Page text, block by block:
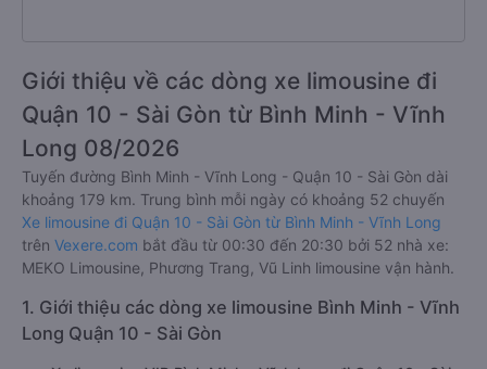
Giới thiệu về các dòng xe limousine đi
Quận 10 - Sài Gòn từ Bình Minh - Vĩnh
Long 08/2026
Tuyến đường Bình Minh - Vĩnh Long - Quận 10 - Sài Gòn dài
khoảng 179 km. Trung bình mỗi ngày có khoảng 52 chuyến
Xe limousine đi Quận 10 - Sài Gòn từ Bình Minh - Vĩnh Long
trên Vexere.com bắt đầu từ 00:30 đến 20:30 bởi 52 nhà xe:
MEKO Limousine, Phương Trang, Vũ Linh limousine vận hành.
1. Giới thiệu các dòng xe limousine Bình Minh - Vĩnh
Long Quận 10 - Sài Gòn